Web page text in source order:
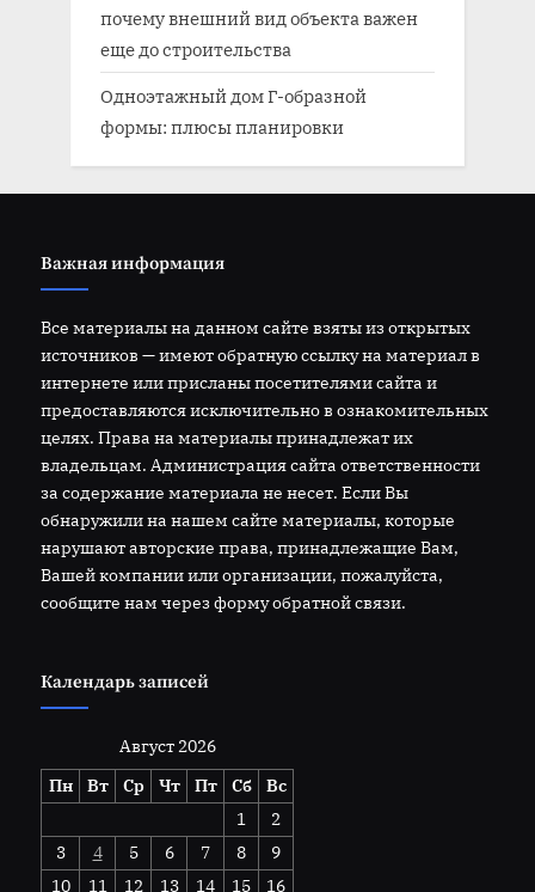
почему внешний вид объекта важен
еще до строительства
Одноэтажный дом Г-образной
формы: плюсы планировки
Важная информация
Все материалы на данном сайте взяты из открытых
источников — имеют обратную ссылку на материал в
интернете или присланы посетителями сайта и
предоставляются исключительно в ознакомительных
целях. Права на материалы принадлежат их
владельцам. Администрация сайта ответственности
за содержание материала не несет. Если Вы
обнаружили на нашем сайте материалы, которые
нарушают авторские права, принадлежащие Вам,
Вашей компании или организации, пожалуйста,
сообщите нам через форму обратной связи.
Календарь записей
Август 2026
Пн
Вт Ср Чт Пт Сб
Вс
1
2
3
4 5 6 7 8
9
10
11 12 13 14 15 16